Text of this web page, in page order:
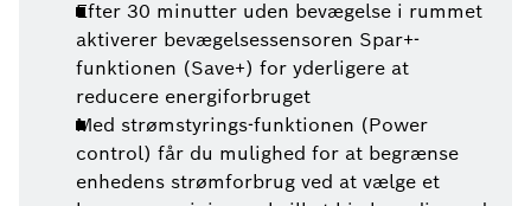
Efter 30 minutter uden bevægelse i rummet
aktiverer bevægelsessensoren Spar+-
funktionen (Save+) for yderligere at
reducere energiforbruget
Med strømstyrings-funktionen (Power
control) får du mulighed for at begrænse
enhedens strømforbrug ved at vælge et